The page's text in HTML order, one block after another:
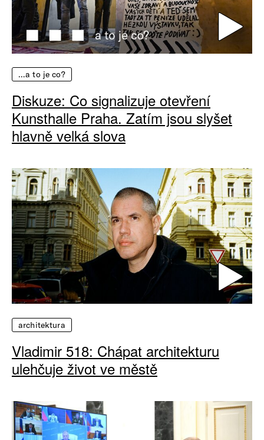
…a to je co?
Diskuze: Co signalizuje otevření
Kunsthalle Praha. Zatím jsou slyšet
hlavně velká slova
architektura
Vladimir 518: Chápat architekturu
ulehčuje život ve městě